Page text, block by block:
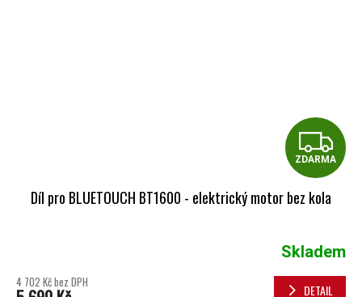
ZDARMA
Díl pro BLUETOUCH BT1600 - elektrický motor bez kola
Skladem
4 702 Kč bez DPH DETAIL